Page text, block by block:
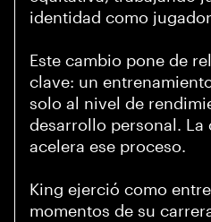
identidad como
Este cambio pone de
clave: un
solo al nivel de
desarrollo personal. La
acelera ese proceso.
King ejerció como
momentos de su